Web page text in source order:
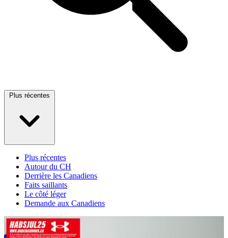
Plus récentes
Plus récentes
Autour du CH
Derrière les Canadiens
Faits saillants
Le côté léger
Demande aux Canadiens